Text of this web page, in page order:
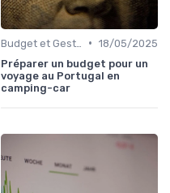
• 18/05/2025
Préparer un budget pour un
voyage au Portugal en
camping-car